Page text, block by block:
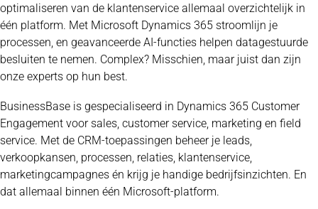
optimaliseren van de klantenservice allemaal overzichtelijk in
één platform. Met Microsoft Dynamics 365 stroomlijn je
processen, en geavanceerde AI-functies helpen datagestuurde
besluiten te nemen. Complex? Misschien, maar juist dan zijn
onze experts op hun best.
BusinessBase is gespecialiseerd in Dynamics 365 Customer
Engagement voor sales, customer service, marketing en field
service. Met de CRM-toepassingen beheer je leads,
verkoopkansen, processen, relaties, klantenservice,
marketingcampagnes én krijg je handige bedrijfsinzichten. En
dat allemaal binnen één Microsoft-platform.